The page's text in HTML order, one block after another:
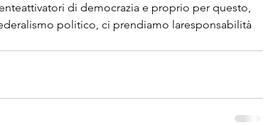
di democrazia e proprio per questo,
politico, ci prendiamo laresponsabilità